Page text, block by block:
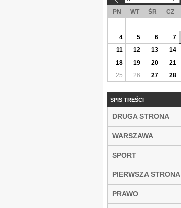
PN WT ŚR CZ
4
5 6 7
11
12 13 14
18
19 20 21
25
26 27 28
SPIS TREŚCI
DRUGA STRONA
WARSZAWA
SPORT
PIERWSZA STRONA
PRAWO